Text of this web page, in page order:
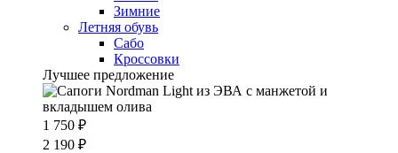
Зимние
Летняя обувь
Сабо
Кроссовки
Лучшее предложение
1 750 ₽
2 190 ₽